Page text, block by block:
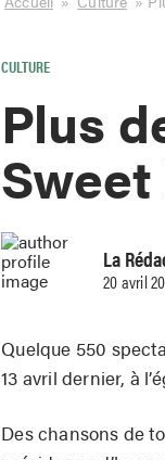
CULTURE
Plus
La
20 avril
Quelque 550
13 avril dernier, à
Des chansons de